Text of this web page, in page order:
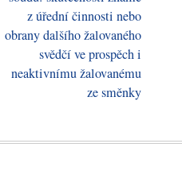
z úřední činnosti nebo
obrany dalšího žalovaného
svědčí ve prospěch i
neaktivnímu žalovanému
ze směnky